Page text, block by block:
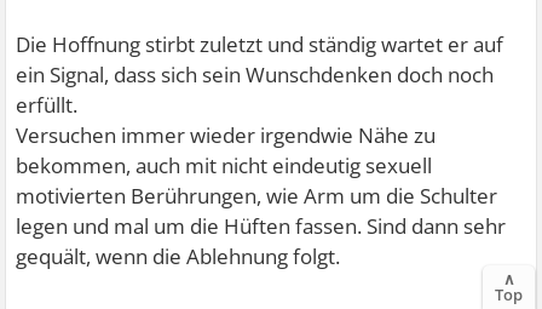
Die Hoffnung stirbt zuletzt und ständig wartet er auf
ein Signal, dass sich sein Wunschdenken doch noch
erfüllt.
Versuchen immer wieder irgendwie Nähe zu
bekommen, auch mit nicht eindeutig sexuell
motivierten Berührungen, wie Arm um die Schulter
legen und mal um die Hüften fassen. Sind dann sehr
gequält, wenn die Ablehnung folgt.
∧
Top